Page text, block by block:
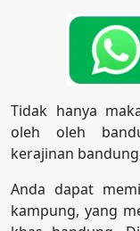
Tidak hanya
oleh oleh
kerajinan
Anda dapat
kampung, yang